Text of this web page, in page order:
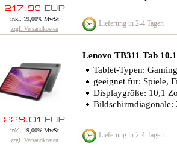
inkl. 19,00% MwSt
zzgl. Versandkosten
Lieferung in 2-4 Tagen
Lenovo TB311 Tab
Tablet-Typen:
geeignet für: Spiele,
Displaygröße: 10,1
Bildschirmdiagonale:
inkl. 19,00% MwSt
zzgl. Versandkosten
Lieferung in 2-4 Tagen